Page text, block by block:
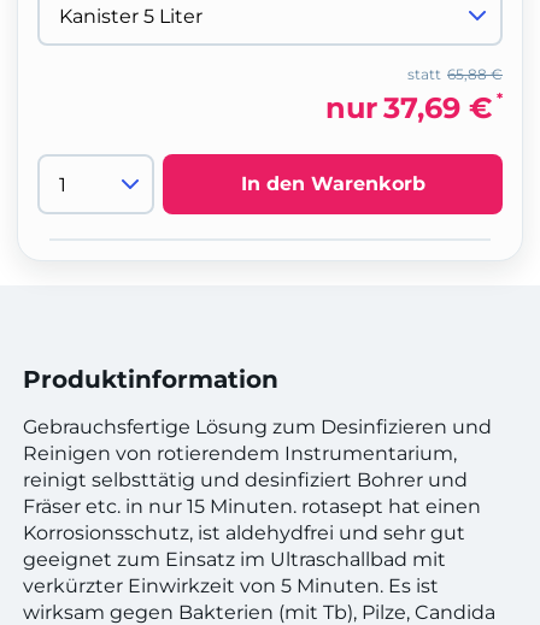
65,88 €
statt
nur37,69 € *
In den Warenkorb
Produktinformation
Gebrauchsfertige Lösung zum Desinfizieren und
Reinigen von rotierendem Instrumentarium,
reinigt selbsttätig und desinfiziert Bohrer und
Fräser etc. in nur 15 Minuten. rotasept hat einen
Korrosionsschutz, ist aldehydfrei und sehr gut
geeignet zum Einsatz im Ultraschallbad mit
verkürzter Einwirkzeit von 5 Minuten. Es ist
wirksam gegen Bakterien (mit Tb), Pilze, Candida